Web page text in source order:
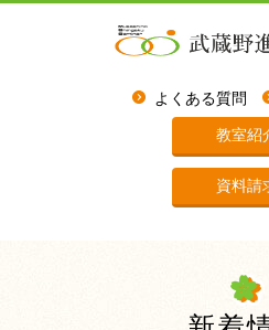
よくある質問
教室紹
資料請